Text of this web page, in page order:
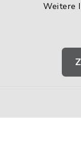
Weitere